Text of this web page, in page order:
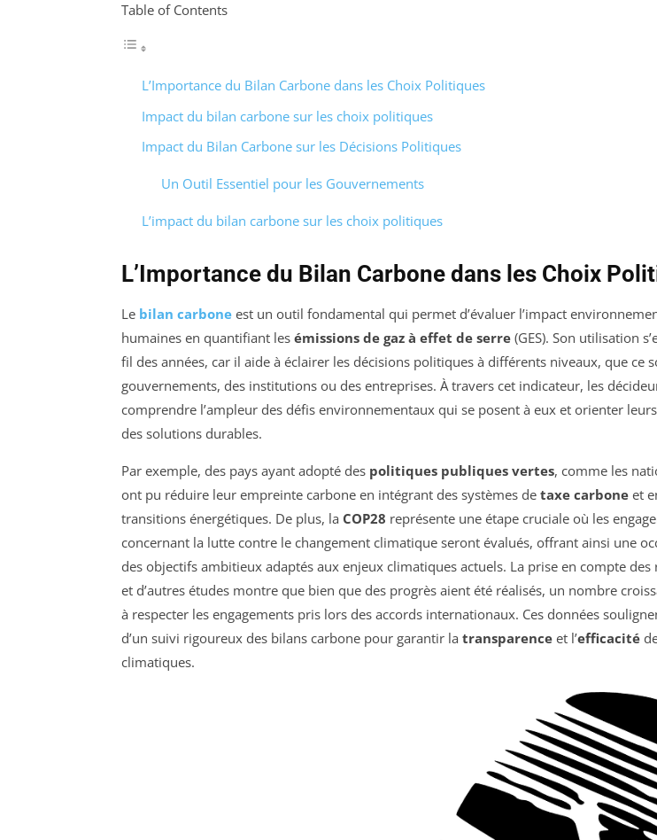
Table of Contents
L’Importance du Bilan Carbone dans les Choix Politiques
Impact du bilan carbone sur les choix politiques
Impact du Bilan Carbone sur les Décisions Politiques
Un Outil Essentiel pour les Gouvernements
L’impact du bilan carbone sur les choix politiques
L’Importance du Bilan Carbone dans les Choix
Le bilan carbone est un outil fondamental qui permet d’évaluer l’impact
humaines en quantifiant les émissions de gaz à effet de serre (GES). Son utilisation
fil des années, car il aide à éclairer les décisions politiques à différents niveaux, que ce
gouvernements, des institutions ou des entreprises. À travers cet indicateur, les
comprendre l’ampleur des défis environnementaux qui se posent à eux et orienter
des solutions durables.
Par exemple, des pays ayant adopté des politiques publiques vertes, comme les
ont pu réduire leur empreinte carbone en intégrant des systèmes de taxe carbone et
transitions énergétiques. De plus, la COP28 représente une étape cruciale où les
concernant la lutte contre le changement climatique seront évalués, offrant ainsi une
des objectifs ambitieux adaptés aux enjeux climatiques actuels. La prise en compte des
et d’autres études montre que bien que des progrès aient été réalisés, un nombre
à respecter les engagements pris lors des accords internationaux. Ces données
d’un suivi rigoureux des bilans carbone pour garantir la transparence et l’efficacité
climatiques.